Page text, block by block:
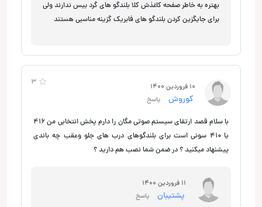
بهتره به خاطر صفحه کاغذش کلا بلندگو های گرد بیس ندارند ولی
برای جایگزین کردن بلندگو های فابریک گزینه مناسبی هستند
3 10 فروردین 1400
كوروش پاسخ
با سلام قصد ارتقاي سيستم صوتي مگان را دارم پخش انتخابي من 416
يا 410 سوني است براي بلندگوهاي درب هاي جلو وعقب چه باندي
پيشنهاد ميكنيد ؟ در ضمن شما نصب هم داريد ؟
11 فروردین 1400
پشتیبان پاسخ